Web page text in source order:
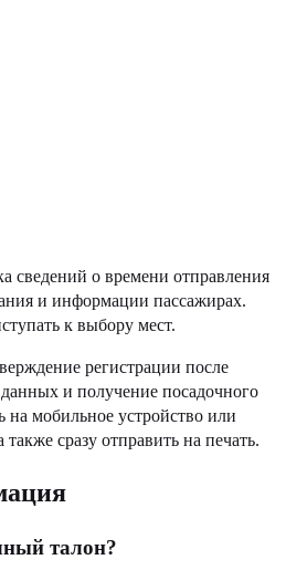
сведений о времени отправления
и информации пассажирах.
к выбору мест.
регистрации после
и получение посадочного
на мобильное устройство или
сразу отправить на печать.
талон?